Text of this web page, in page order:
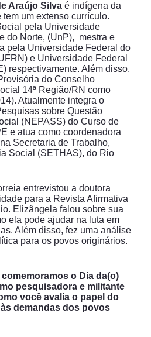
Araújo Silva é indígena da
um extenso currículo.
pela Universidade
do Norte, (UnP), mestra e
pela Universidade Federal do
e Universidade Federal
respectivamente. Além disso,
do Conselho
14ª Região/RN como
Atualmente integra o
sobre Questão
(NEPASS) do Curso de
e atua como coordenadora
Secretaria de Trabalho,
Social (SETHAS), do Rio
entrevistou a doutora
para a Revista Afirmativa
Elizângela falou sobre sua
ela pode ajudar na luta em
Além disso, fez uma análise
para os povos originários.
o Dia da(o)
pesquisadora e militante
você avalia o papel do
demandas dos povos